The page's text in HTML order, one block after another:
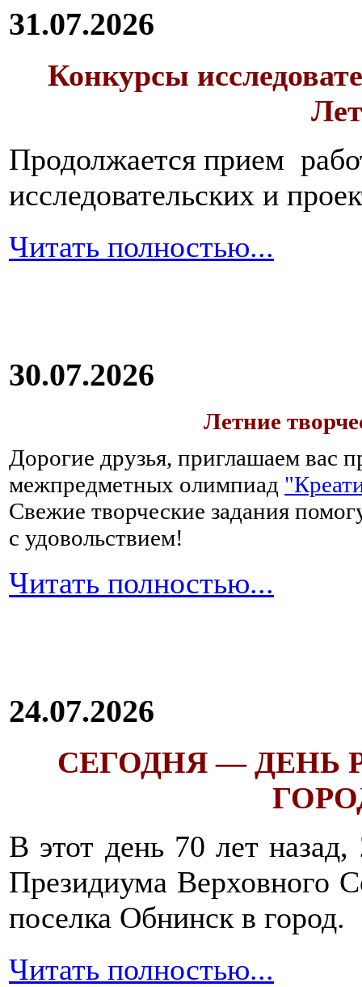
31.07.2026
Конкурсы
Продолжается прием
исследовательских и
Читать полностью...
30.07.2026
Летние
Дорогие друзья, приглашаем вас
межпредметных олимпиад
Свежие творческие задания
с удовольствием!
Читать полностью...
24.07.2026
СЕГОДНЯ — ДЕНЬ
В этот день 70 лет
Президиума Верховного
поселка Обнинск в город.
Читать полностью...